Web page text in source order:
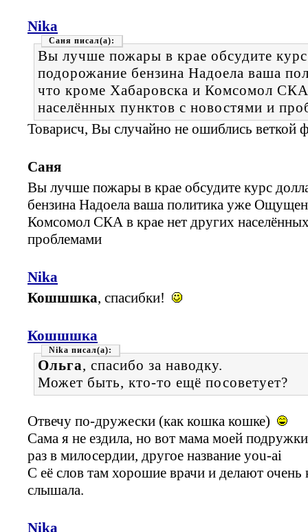
Nika
Саня
Вы лучше пожары в крае обсудите
подорожание бензина Надоела ваша
что кроме Хабаровска и Комсомол
населённых пунктов с новостями и
Товарисч, Вы случайно не ошиблись
Саня
Вы лучше пожары в крае обсудите курс
бензина Надоела ваша политика уже
Комсомол СКА в крае нет других
проблемами
Nika
Кошшшка, спасибки!
Кошшшка
Nika
Ольга, спасибо за наводку.
Может быть, кто-то ещё посоветует?
Отвечу по-дружески (как кошка кошке)
Сама я не ездила, но вот мама моей
раз в милосердии, другое название you-ai
С её слов там хорошие врачи и делают очень
слышала.
Nika